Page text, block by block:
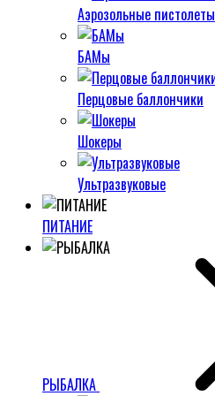
Аэрозольные пистолеты
БАМы
Перцовые баллончики
Шокеры
Ультразвуковые
ПИТАНИЕ
РЫБАЛКА